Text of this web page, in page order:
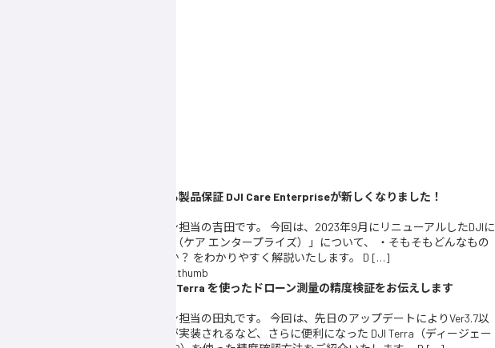
産業向け業務用ドローンに付帯する製品保証 DJI Care Enterpriseが新しくなりました！
こんにちは、セキド産業用ドローン担当の吉田です。 今回は、2023年9月にリニューアルしたDJIに
よる製品保証「DJI Care Enterprise（ケア エンタープライズ）」について、 ・そもそもどんなもの
なのか？・何が新しく変わったのか？ をわかりやすく解説いたします。 D […]
GCPの自動マーキングに対応！DJI Terra を使ったドローン測量の精度検証をお伝えします
こんにちは。セキド産業用ドローン担当の田丸です。 今回は、先日のアップデートによりVer3.7以
降ではGCPの自動マーキング機能が実装されるなど、さらに便利になった DJI Terra（ディージェー